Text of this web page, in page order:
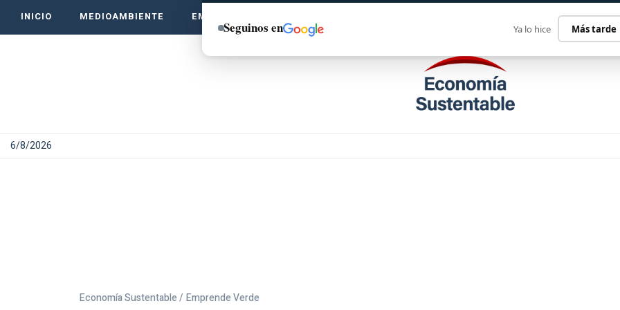
INICIO MEDIOAMBIENTE EMPRENDE VERDE
6/8/2026
Economía Sustentable / Emprende Verde
Seguinos en Ya lo hice Más tarde